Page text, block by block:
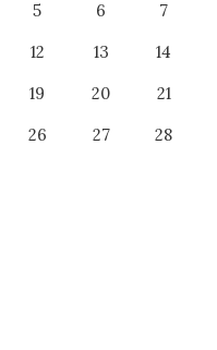
5 6 7
12 13 14
19 20 21
26 27 28